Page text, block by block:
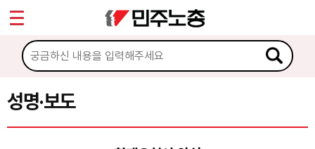
성명·보도
마이페이지
소개
소식
공지사항
Sketchbook5, 스케치북5